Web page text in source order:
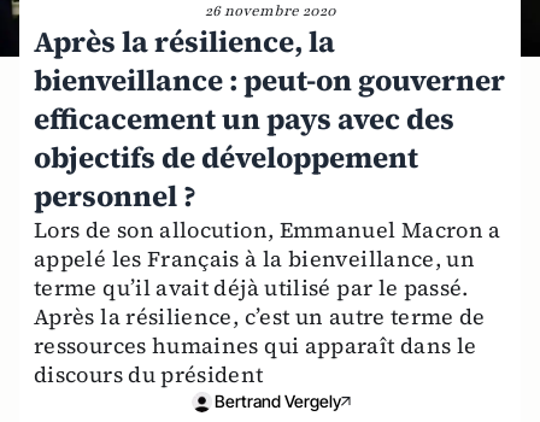
26 novembre 2020
Après la résilience, la
bienveillance : peut-on gouverner
efficacement un pays avec des
objectifs de développement
personnel ?
Lors de son allocution, Emmanuel Macron a
appelé les Français à la bienveillance, un
terme qu’il avait déjà utilisé par le passé.
Après la résilience, c’est un autre terme de
ressources humaines qui apparaît dans le
discours du président
Bertrand Vergely